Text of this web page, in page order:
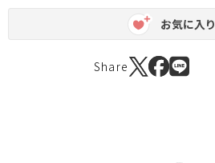
お気に入り
Share